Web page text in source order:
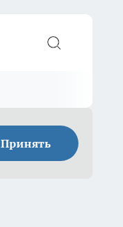
Принять